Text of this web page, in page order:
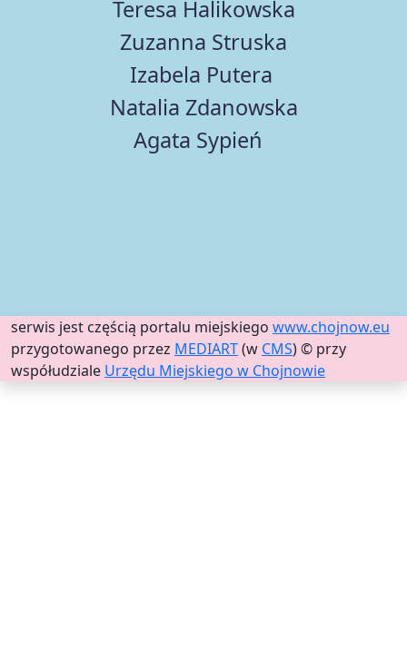
Teresa Halikowska
Zuzanna Struska
Izabela Putera
Natalia Zdanowska
Agata Sypień
serwis jest częścią portalu miejskiego www.chojnow.eu
przygotowanego przez MEDIART(w CMS) © przy
współudziale Urzędu Miejskiego w Chojnowie